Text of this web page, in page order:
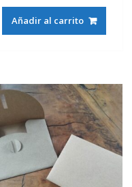
Añadir al carrito